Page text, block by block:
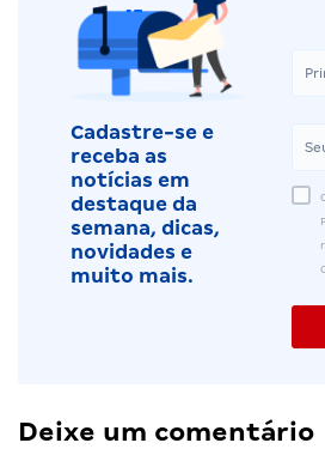
Cadastre-se e
receba as
notícias em
destaque da
semana, dicas,
novidades e
muito mais.
Deixe um comentário